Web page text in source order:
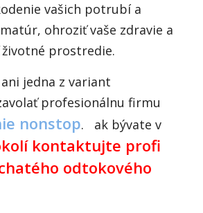
vašich potrubí a
ohroziť vaše zdravie a
prostredie.
jedna z variant
profesionálnu firmu
nonstop. ak bývate v
kontaktujte profi
odtokového